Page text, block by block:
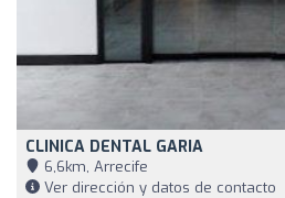
CLINICA DENTAL GARIA
6,6km, Arrecife
Ver dirección y datos de contacto